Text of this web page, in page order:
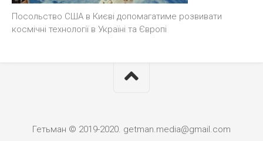
Посольство США в Києві допомагатиме розвивати
космічні технології в Україні та Європі
Гетьман © 2019-2020. getman.media@gmail.com